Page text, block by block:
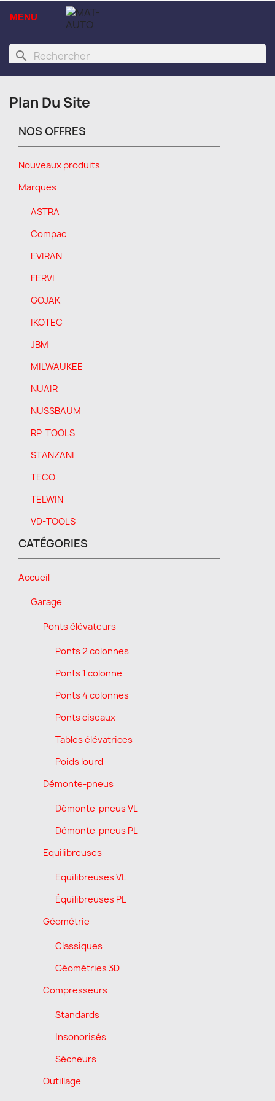
MENU
search
Plan Du Site
NOS OFFRES
Nouveaux produits
Marques
ASTRA
Compac
EVIRAN
FERVI
GOJAK
IKOTEC
JBM
MILWAUKEE
NUAIR
NUSSBAUM
RP-TOOLS
STANZANI
TECO
TELWIN
VD-TOOLS
CATÉGORIES
Accueil
Garage
Ponts élévateurs
Ponts 2 colonnes
Ponts 1 colonne
Ponts 4 colonnes
Ponts ciseaux
Tables élévatrices
Poids lourd
Démonte-pneus
Démonte-pneus VL
Démonte-pneus PL
Equilibreuses
Equilibreuses VL
Équilibreuses PL
Géométrie
Classiques
Géométries 3D
Compresseurs
Standards
Insonorisés
Sécheurs
Outillage